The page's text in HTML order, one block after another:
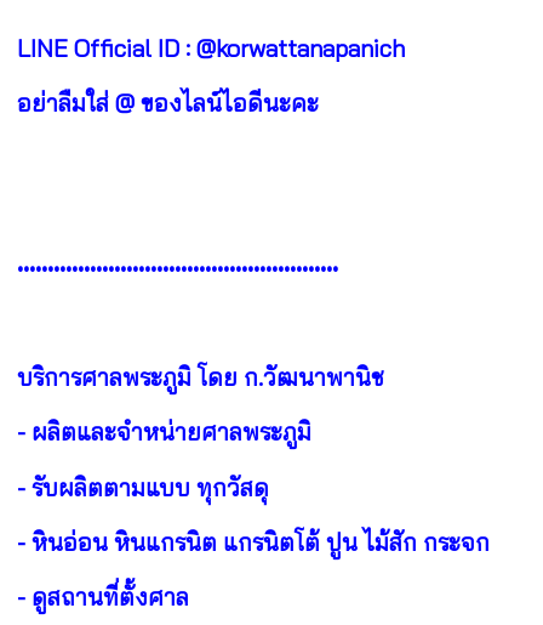
LINE Official ID : @korwattanapanich
อย่าลืมใส่ @ ของไลน์ไอดีนะคะ
•••••••••••••••••••••••••••••••••••••••••••••••••••••
บริการศาลพระภูมิ โดย ก.วัฒนาพานิช
- ผลิตและจำหน่ายศาลพระภูมิ
- รับผลิตตามแบบ ทุกวัสดุ
- หินอ่อน หินแกรนิต แกรนิตโต้ ปูน ไม้สัก กระจก
- ดูสถานที่ตั้งศาล